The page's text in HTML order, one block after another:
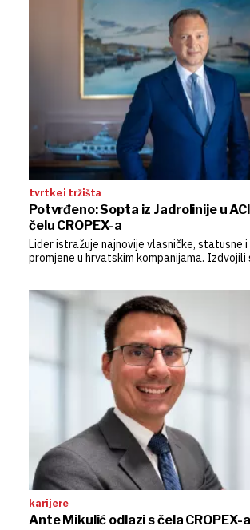
tvrtke i tržišta
Potvrđeno: Sopta iz Jadrolinije u
čelu CROPEX-a
Lider istražuje najnovije vlasničke, statusne
promjene u hrvatskim kompanijama. Izdvojili
karijere
Ante Mikulić odlazi s čela CROPEX-